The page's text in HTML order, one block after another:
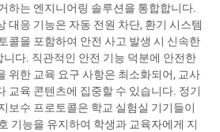
하는 엔지니어링 솔루션을 통합합니다.
대응 기능은 자동 전원 차단, 환기 시스템
콜을 포함하여 안전 사고 발생 시 신속한
다. 직관적인 안전 기능 덕분에 안전한
위한 교육 요구 사항은 최소화되어, 교사
교육 콘텐츠에 집중할 수 있습니다. 정기
보수 프로토콜은 학교 실험실 기기들이
기능을 유지하여 학생과 교육자에게 지